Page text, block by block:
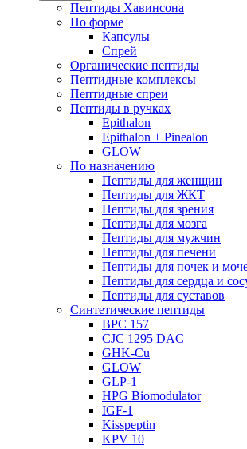
Пептиды Хавинсона
По форме
Капсулы
Спрей
Органические пептиды
Пептидные комплексы
Пептидные спреи
Пептиды в ручках
Epithalon
Epithalon + Pinealon
GLOW
По назначению
Пептиды для женщин
Пептиды для ЖКТ
Пептиды для зрения
Пептиды для мозга
Пептиды для мужчин
Пептиды для печени
Пептиды для почек и
Пептиды для сердца и
Пептиды для суставов
Синтетические пептиды
BPC 157
CJC 1295 DAC
GHK-Cu
GLOW
GLP-1
HPG Biomodulator
IGF-1
Kisspeptin
KPV 10